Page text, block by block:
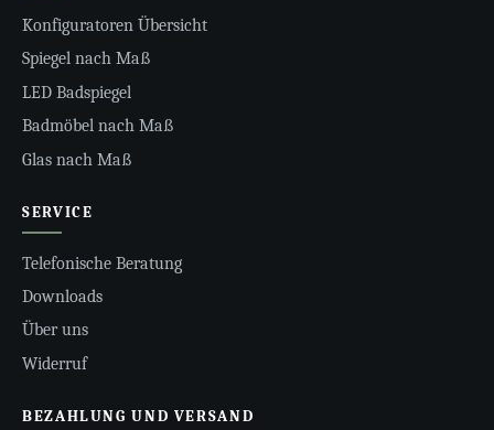
Konfiguratoren Übersicht
Spiegel nach Maß
LED Badspiegel
Badmöbel nach Maß
Glas nach Maß
SERVICE
Telefonische Beratung
Downloads
Über uns
Widerruf
BEZAHLUNG UND VERSAND